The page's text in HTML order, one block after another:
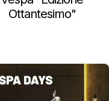
Ottantesimo"